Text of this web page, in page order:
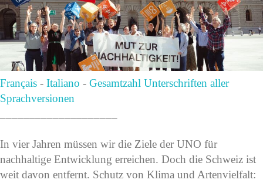
Français - Italiano - Gesamtzahl Unterschriften aller
Sprachversionen
In vier Jahren müssen wir die Ziele der UNO für
nachhaltige Entwicklung erreichen. Doch die Schweiz ist
weit davon entfernt. Schutz von Klima und Artenvielfalt: